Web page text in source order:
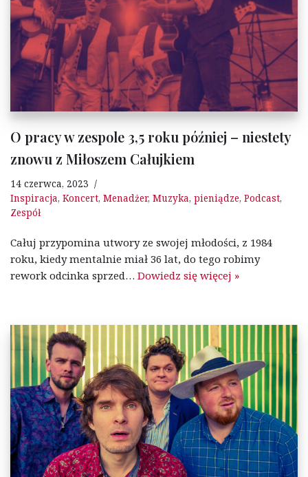
O pracy w zespole 3,5 roku później – niestety
znowu z Miłoszem Całujkiem
14 czerwca, 2023
Inspiracja, Koncert, Menadżer, Muzyka, pieniądze, Podcast,
Zespół
Całuj przypomina utwory ze swojej młodości, z 1984
roku, kiedy mentalnie miał 36 lat, do tego robimy
rework odcinka sprzed… Dowiedz się więcej »